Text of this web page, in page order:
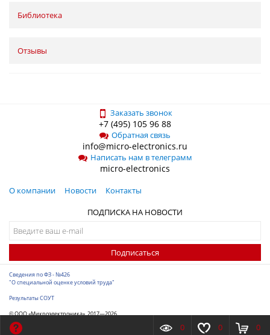
Библиотека
Отзывы
Заказать звонок
+7 (495) 105 96 88
Обратная связь
info@micro-electronics.ru
Написать нам в телеграмм
micro-electronics
О компании Новости
Контакты
ПОДПИСКА НА НОВОСТИ
Подписаться
Сведения по ФЗ - №426
"О специальной оценке условий труда"
Результаты СОУТ
© ООО «Микроэлектроника», 2017—2026
Разработка сайта
0 0 0